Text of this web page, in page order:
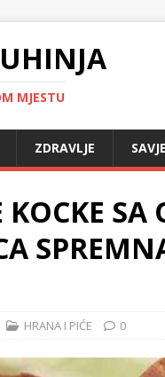
MJESTU
ZDRAVLJE
SA
HRANA I PIĆE 0